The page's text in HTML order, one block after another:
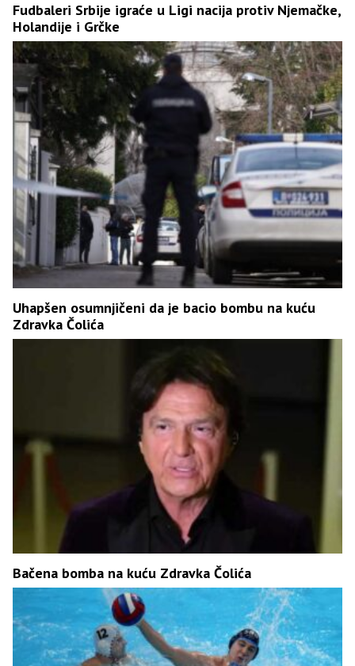
Fudbaleri Srbije igraće u Ligi nacija protiv Njemačke,
Holandije i Grčke
Uhapšen osumnjičeni da je bacio bombu na kuću
Zdravka Čolića
Bačena bomba na kuću Zdravka Čolića